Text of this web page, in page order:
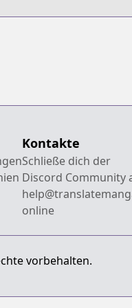
Kontakte
Schließe dich der
Discord Community
online
vorbehalten.